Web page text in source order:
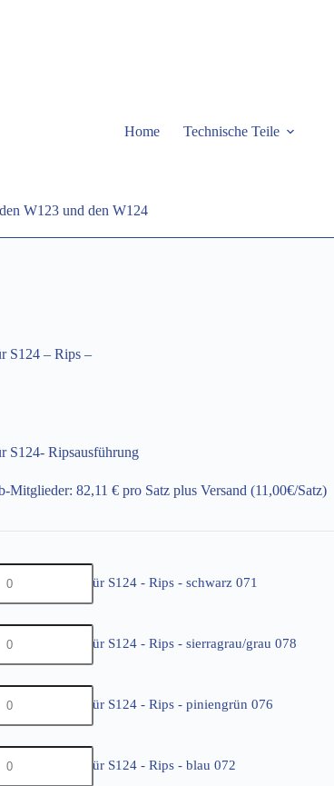
W123 und den W124
Home Technische Teile
S124 – Rips –
S124- Ripsausführung
Mitglieder: 82,11 € pro Satz plus Versand (11,00€/Satz)
Fußmatten für S124 - Rips - schwarz 071
Fußmatten für S124 - Rips - sierragrau/grau 078
Fußmatten für S124 - Rips - piniengrün 076
Fußmatten für S124 - Rips - blau 072